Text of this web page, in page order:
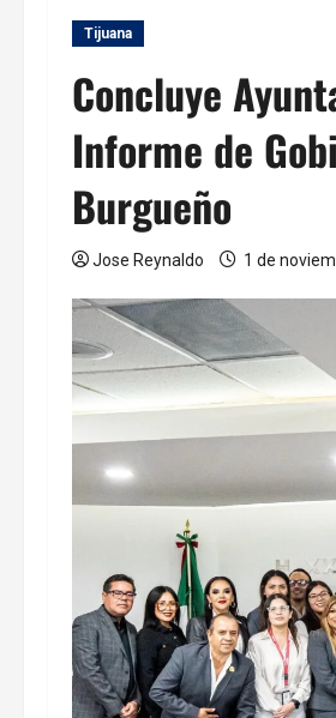
Tijuana
Concluye
Informe de
Burgueño
Jose Reynaldo 1 de